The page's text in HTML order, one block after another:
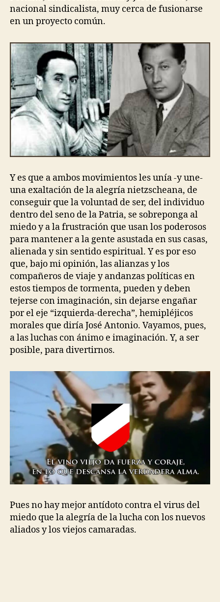
nacional sindicalista, muy cerca de fusionarse
en un proyecto común.
Y es que a ambos movimientos les unía -y une-
una exaltación de la alegría nietzscheana, de
conseguir que la voluntad de ser, del individuo
dentro del seno de la Patria, se sobreponga al
miedo y a la frustración que usan los poderosos
para mantener a la gente asustada en sus casas,
alienada y sin sentido espiritual. Y es por eso
que, bajo mi opinión, las alianzas y los
compañeros de viaje y andanzas políticas en
estos tiempos de tormenta, pueden y deben
tejerse con imaginación, sin dejarse engañar
por el eje “izquierda-derecha”, hemipléjicos
morales que diría José Antonio. Vayamos, pues,
a las luchas con ánimo e imaginación. Y, a ser
posible, para divertirnos.
Pues no hay mejor antídoto contra el virus del
miedo que la alegría de la lucha con los nuevos
aliados y los viejos camaradas.